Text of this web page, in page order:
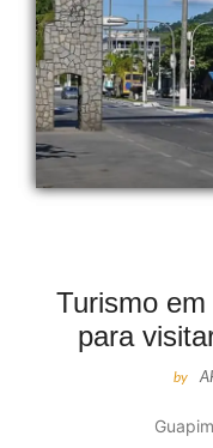
Turismo
para
by